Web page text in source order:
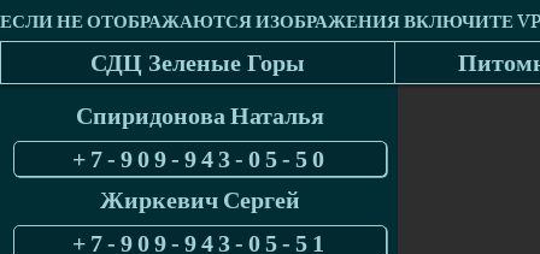
СДЦ Зеленые Горы
Спиридонова Наталья
+7-909-943-05-50
Жиркевич Сергей
+7-909-943-05-51